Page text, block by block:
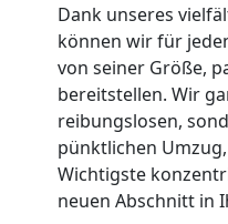
Dank unseres
können wir für
von seiner Größe,
bereitstellen. Wir
reibungslosen,
pünktlichen
Wichtigste
neuen Abschnitt in
Wolfsberg